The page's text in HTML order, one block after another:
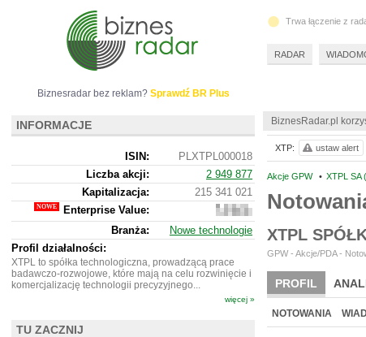
BiznesRadar.pl
Akcje GPW • XTPL SA
XTPL
GPW - Akcje/PDA -
PROFIL
NOTOWANIA
XTP: ustaw alert
Biznesradar bez reklam? Sprawdź BR Plus
INFORMACJE
ISIN:
PLXTPL000018
Liczba akcji:
2 949 877
Kapitalizacja:
215 341 021
Enterprise Value:
229
347
021
Branża:
Nowe technologie
Profil działalności:
XTPL to spółka technologiczna, prowadzącą prace
badawczo-rozwojowe, które mają na celu rozwinięcie i
komercjalizację technologii precyzyjnego...
więcej »
TU ZACZNIJ
Trwa łączenie z
RADAR